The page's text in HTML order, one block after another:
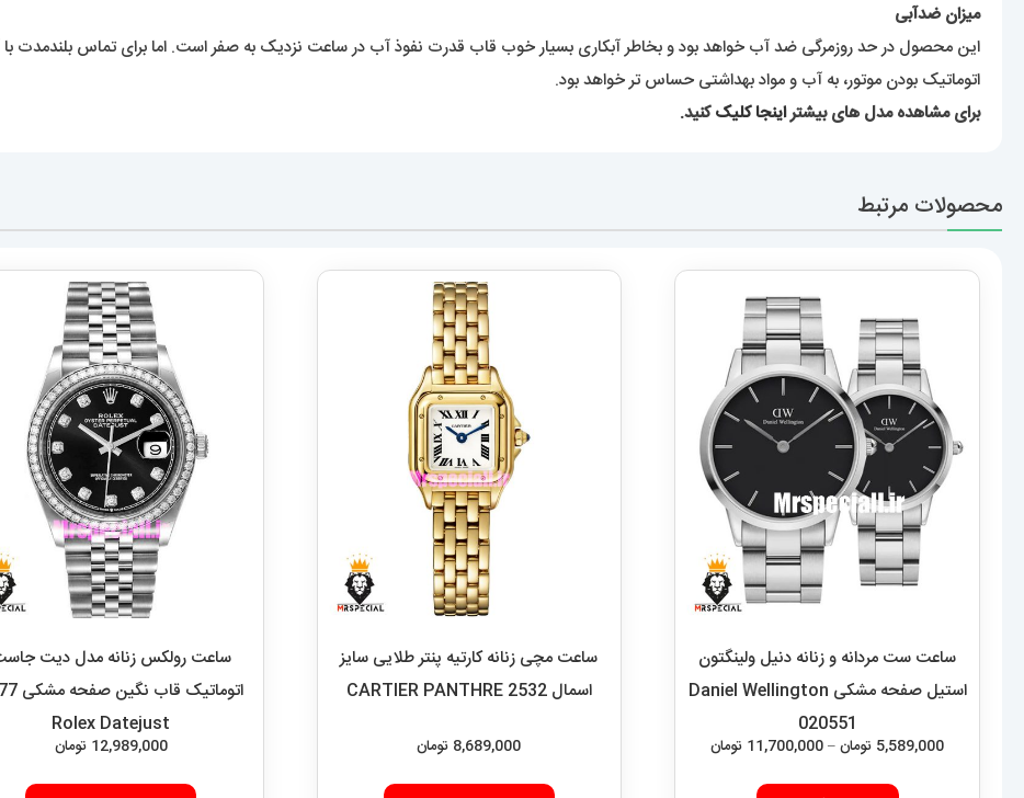
میزان ضدآبی
این محصول در حد روزمرگی ضد آب خواهد بود و بخاطر آبکاری بسیار خوب قاب قدرت نفوذ آب در ساعت نزدیک به صفر است. اما برای تماس
اتوماتیک بودن موتور، به آب و مواد بهداشتی حساس تر خواهد بود.
برای مشاهده مدل های بیشتراینجا کلیککنید.
محصولات مرتبط
ساعت ست مردانه و زنانه دنیل ولینگتون
استیل صفحه مشکی Daniel Wellington
020551
5,589,000 تومان–
11,700,000 تومانمحدوده
ساعت مچی زنانه کارتیه پنتر طلایی سایز
اسمال CARTIER PANTHRE 2532
8,689,000 تومان
ساعت رولکس زنانه مدل دیت
اتوماتیک
Rolex Datejust
12,989,000 تومان